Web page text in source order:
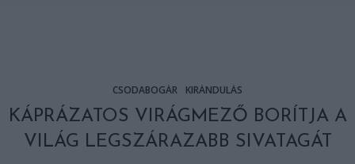
CSODABOGÁR KIRÁNDULÁS
KÁPRÁZATOS VIRÁGMEZŐ BORÍTJA A
VILÁG LEGSZÁRAZABB SIVATAGÁT